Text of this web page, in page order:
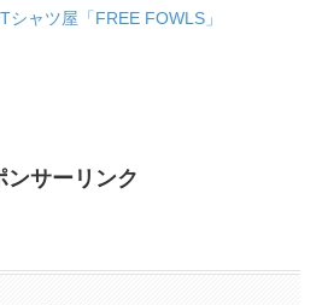
シャツ屋「FREE FOWLS」
ンサーリンク